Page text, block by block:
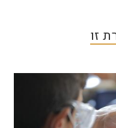
זו